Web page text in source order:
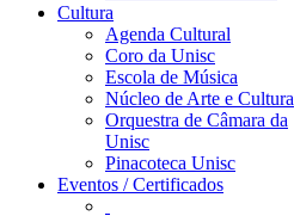
Cultura
Agenda Cultural
Coro da Unisc
Escola de Música
Núcleo de Arte e Cultura
Orquestra de Câmara da
Unisc
Pinacoteca Unisc
Eventos / Certificados